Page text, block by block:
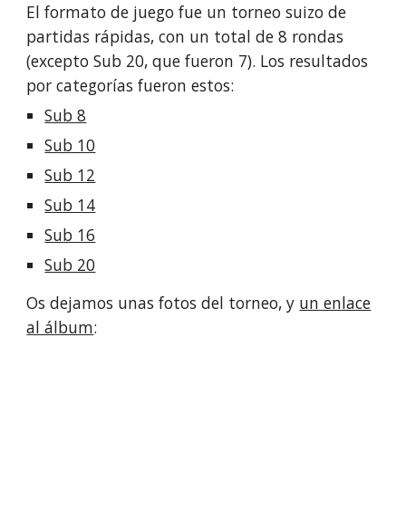
El formato de juego fue un torneo suizo de
partidas rápidas, con un total de 8 rondas
(excepto Sub 20, que fueron 7). Los resultados
por categorías fueron estos:
Sub 8
Sub 10
Sub 12
Sub 14
Sub 16
Sub 20
Os dejamos unas fotos del torneo, y un enlace
al álbum: